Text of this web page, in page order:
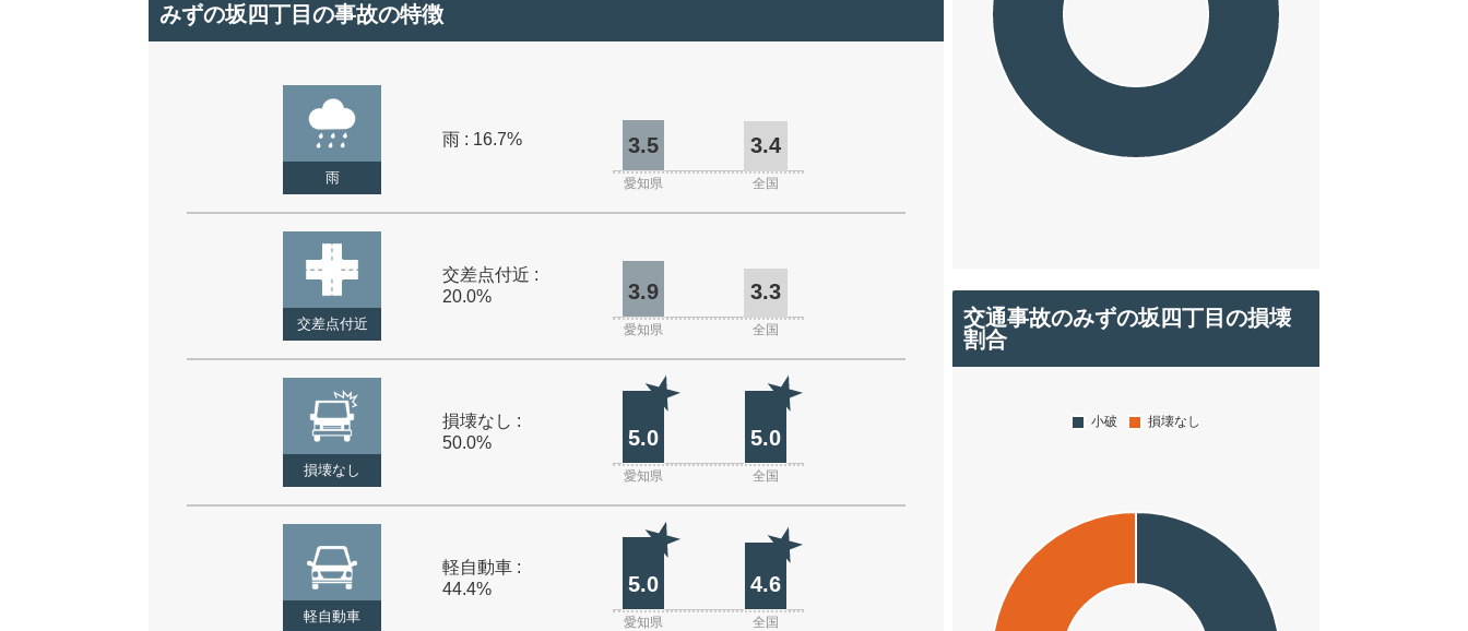
みずの坂四丁目の事故の特徴
雨
雨 : 16.7% 3.5 3.4
愛知県 全国
交差点付近
交差点付近 :
20.0%
3.9 3.3
愛知県 全国
損壊なし
損壊なし :
50.0%
5.0 5.0
愛知県 全国
軽自動車
軽自動車 :
44.4%
5.0 4.6
愛知県 全国
交通事故のみずの坂四丁目の損壊
割合